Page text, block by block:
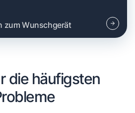
zum Wunschgerät
die häufigsten